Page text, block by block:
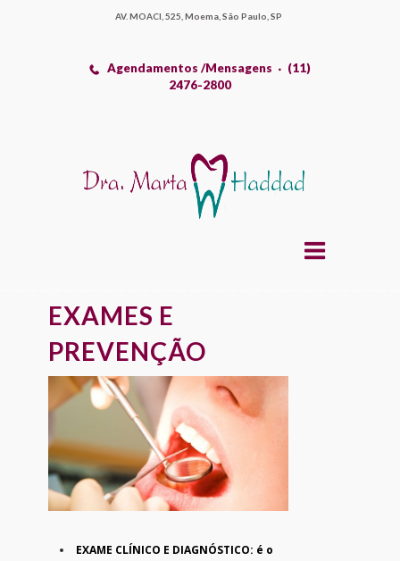
AV. MOACI, 525, Moema, São Paulo, SP
Agendamentos /Mensagens
(11)
2476-2800
EXAMES E
PREVENÇÃO
EXAME CLÍNICO E DIAGNÓSTICO: é o